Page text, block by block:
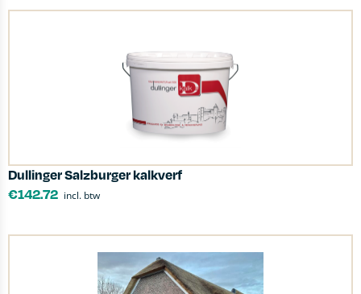
Dullinger Salzburger kalkverf
€142.72 incl. btw